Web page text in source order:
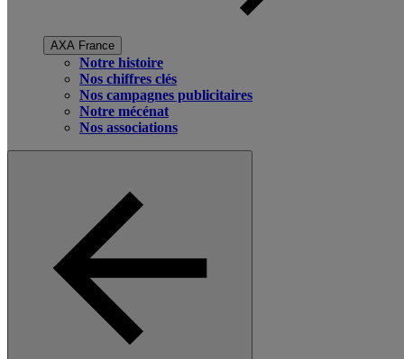
AXA France
Notre histoire
Nos chiffres clés
Nos campagnes publicitaires
Notre mécénat
Nos associations